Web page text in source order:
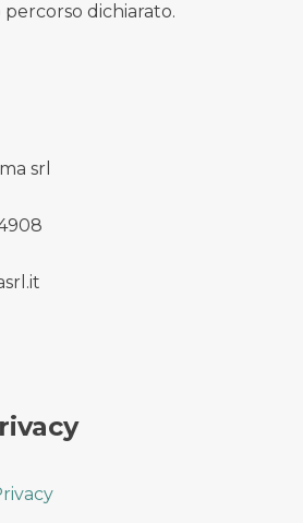
dichiarato.
srl